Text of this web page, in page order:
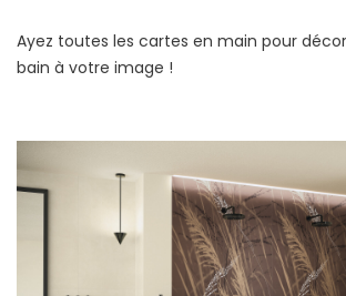
Ayez toutes les cartes en main pour
bain à votre image !